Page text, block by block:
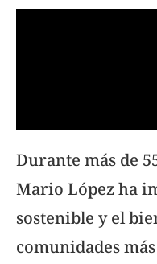
Durante más de
Mario López ha
sostenible y el
comunidades